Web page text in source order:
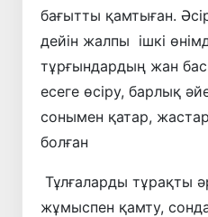
бағытты қамтыған.
дейін жалпы ішкі
тұрғындардың жан
есеге өсіру, барлық
сонымен қатар, жастар
болған
Тұлғаларды тұрақты
жұмыспен қамту,